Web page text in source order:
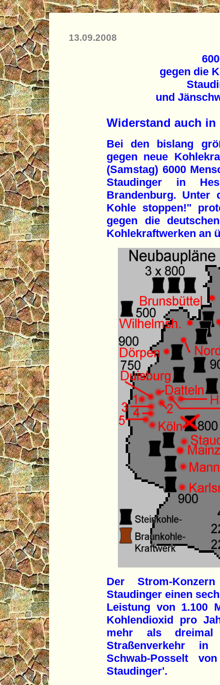
13.09.2008
gegen die
und
Widerstand auch in
Bei den bislang
gegen neue
(Samstag) 6000
Staudinger in
Brandenburg. Unter
Kohle stoppen!"
gegen die
Kohlekraftwerken an
Der Strom-
Staudinger einen
Leistung von 1.100
Kohlendioxid pro
mehr als
Straßenverkehr in
Schwab-Posselt
Staudinger'.